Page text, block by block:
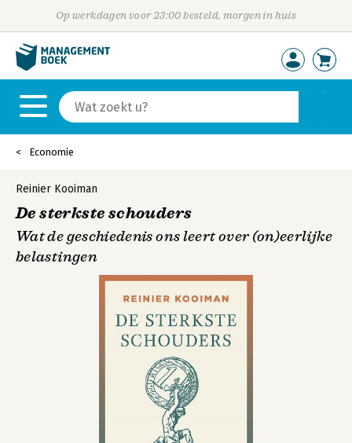
Op werkdagen voor 23:00 besteld, morgen in huis
Economie
Reinier Kooiman
De sterkste schouders
Wat de geschiedenis ons leert over (on)eerlijke
belastingen